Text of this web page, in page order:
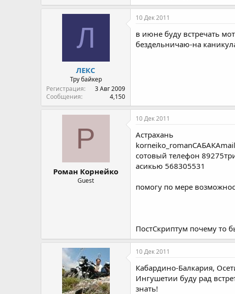
Л
ЛЕКС
Тру байкер
Регистрация
3 Авг 2009
Сообщения
4,150
10 Дек 2011
в июне буду встречать
бездельничаю-на
Р
Роман Корнейко
Guest
10 Дек 2011
Астрахань
сотовый телефон
асикью 568305531
помогу по мере
ПостСкриптум почему то
10 Дек 2011
Кабардино-Балкария,
Ингушетии буду рад
знать!